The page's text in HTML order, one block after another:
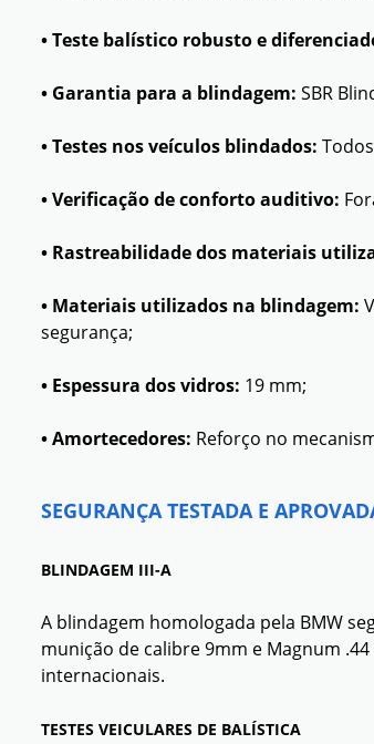
• Teste balístico robusto e
• Garantia para a blindagem: SBR
• Testes nos veículos blindados:
• Verificação de conforto auditivo:
• Rastreabilidade dos materiais
• Materiais utilizados na blindagem:
segurança;
• Espessura dos vidros: 19 mm;
• Amortecedores: Reforço no
SEGURANÇA TESTADA E
BLINDAGEM III-A
A blindagem homologada pela BMW
munição de calibre 9mm e Magnum
internacionais.
TESTES VEICULARES DE BALÍSTICA